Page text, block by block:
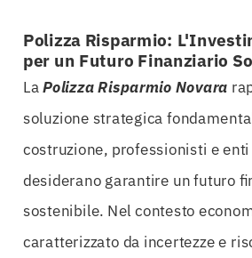
Polizza Risparmio:
per un Futuro Finanziario
LaPolizza Risparmio Novara
soluzione strategica
costruzione, professionisti e
desiderano garantire un futuro
sostenibile. Nel contesto
caratterizzato da incertezze e